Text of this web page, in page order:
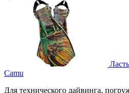
Camu
Для технического дайвинга,